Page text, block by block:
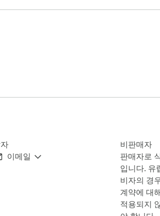
않고 100% 수집합니다.
.
바이트 계산 로직(한글 3byte, 엔터 2byte
이메일
비판매자
판매자로
입니다. 유
비자의 경
계약에 대
적용되지